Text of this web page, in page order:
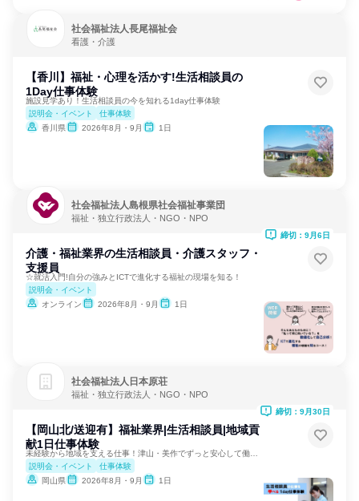
社会福祉法人長尾福祉会
看護・介護
【香川】福祉・心理を活かす!生活相談員の
1Day仕事体験
施設見学あり！生活相談員の今を知れる1day仕事体験
説明会・イベント
仕事体験
香川県
2026年8月・9月 1日
社会福祉法人島根県社会福祉事業団
福祉・独立行政法人・NGO・NPO
介護・福祉業界の生活相談員・介護スタッフ・
支援員
☆就活入門!自分の強みとICTで進化する福祉の現場を知る！
説明会・イベント
オンライン
2026年8月・9月 1日
締切：9月6日
社会福祉法人日本原荘
福祉・独立行政法人・NGO・NPO
【岡山北/送迎有】福祉業界|生活相談員|地域貢
献1日仕事体験
説明会・イベント
仕事体験
岡山県
2026年8月・9月 1日
締切：9月30日